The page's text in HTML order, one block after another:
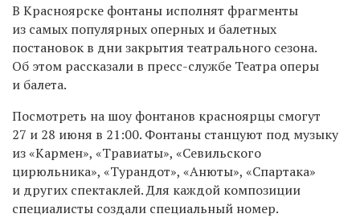
В Красноярске фонтаны исполнят фрагменты
из самых популярных оперных и балетных
постановок в дни закрытия театрального сезона.
Об этом рассказали в пресс-службе Театра оперы
и балета.
Посмотреть на шоу фонтанов красноярцы смогут
27 и 28 июня в 21:00. Фонтаны станцуют под музыку
из «Кармен», «Травиаты», «Севильского
цирюльника», «Турандот», «Анюты», «Спартака»
и других спектаклей. Для каждой композиции
специалисты создали специальный номер.